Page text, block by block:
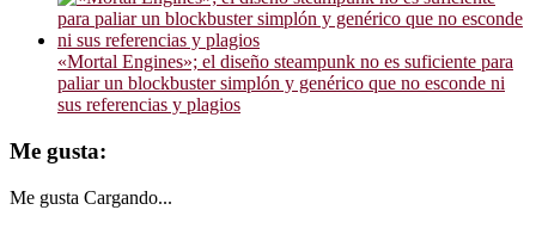
«Mortal Engines»; el diseño steampunk no es suficiente para
paliar un blockbuster simplón y genérico que no esconde ni
sus referencias y plagios
Me gusta:
Me gusta Cargando...